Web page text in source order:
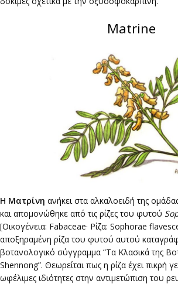
Matrine
Η Ματρίνη ανήκει στα αλκαλοειδή της
και απομονώθηκε από τις ρίζες του φυτού
[Οικογένεια: Fabaceae· Ρίζα: Sophorae
αποξηραμένη ρίζα του φυτού αυτού
βοτανολογικό σύγγραμμα “Τα Κλασικά της
Shennong”. Θεωρείται πως η ρίζα έχει πικρή
ωφέλιμες ιδιότητες στην αντιμετώπιση του